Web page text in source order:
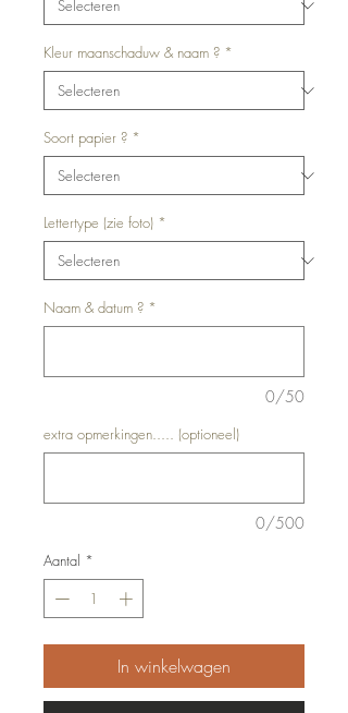
Kleur maanschaduw & naam ? *
Soort papier ? *
Lettertype (zie foto) *
Naam & datum ? *
0/50
extra opmerkingen..... (optioneel)
0/500
Aantal *
In winkelwagen